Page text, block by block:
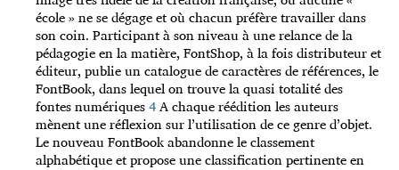
école » ne se dégage et où chacun préfère travailler dans
son coin. Participant à son niveau à une relance de la
pédagogie en la matière, FontShop, à la fois distributeur et
éditeur, publie un catalogue de caractères de références, le
FontBook, dans lequel on trouve la quasi totalité des
fontes numériques4A chaque réédition les auteurs
mènent une réflexion sur l’utilisation de ce genre d’objet.
Le nouveau FontBook abandonne le classement
alphabétique et propose une classification pertinente en